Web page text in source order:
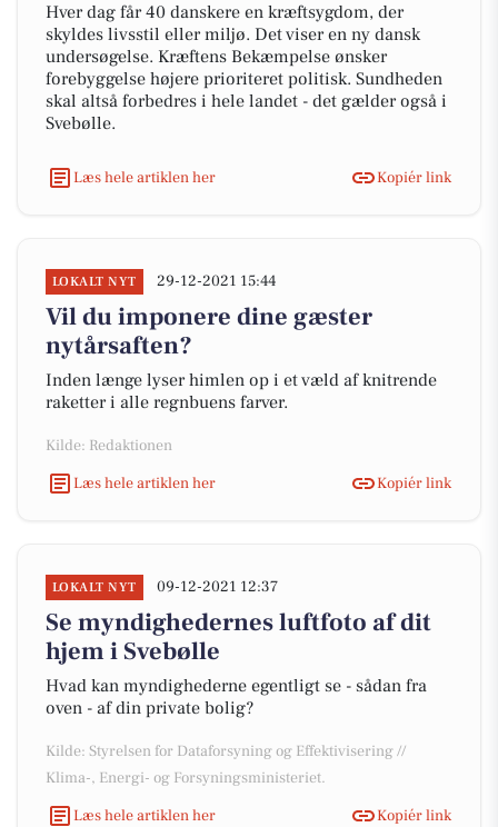
Hver dag får 40 danskere en kræftsygdom, der
skyldes livsstil eller miljø. Det viser en ny dansk
undersøgelse. Kræftens Bekæmpelse ønsker
forebyggelse højere prioriteret politisk. Sundheden
skal altså forbedres i hele landet - det gælder også i
Svebølle.
Læs hele artiklen her Kopiér link
LOKALT NYT 29-12-2021 15:44
Vil du imponere dine gæster
nytårsaften?
Inden længe lyser himlen op i et væld af knitrende
raketter i alle regnbuens farver.
Kilde: Redaktionen
Læs hele artiklen her
Kopiér link
LOKALT NYT 09-12-2021 12:37
Se myndighedernes luftfoto af dit
hjem i Svebølle
Hvad kan myndighederne egentligt se - sådan fra
oven - af din private bolig?
Kilde: Styrelsen for Dataforsyning og Effektivisering //
Klima-, Energi- og Forsyningsministeriet.
Læs hele artiklen her
Kopiér link